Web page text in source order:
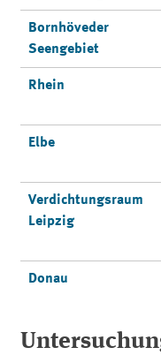
Bornhöveder
Seengebiet
Rhein
Elbe
Verdichtungsraum
Leipzig
Donau